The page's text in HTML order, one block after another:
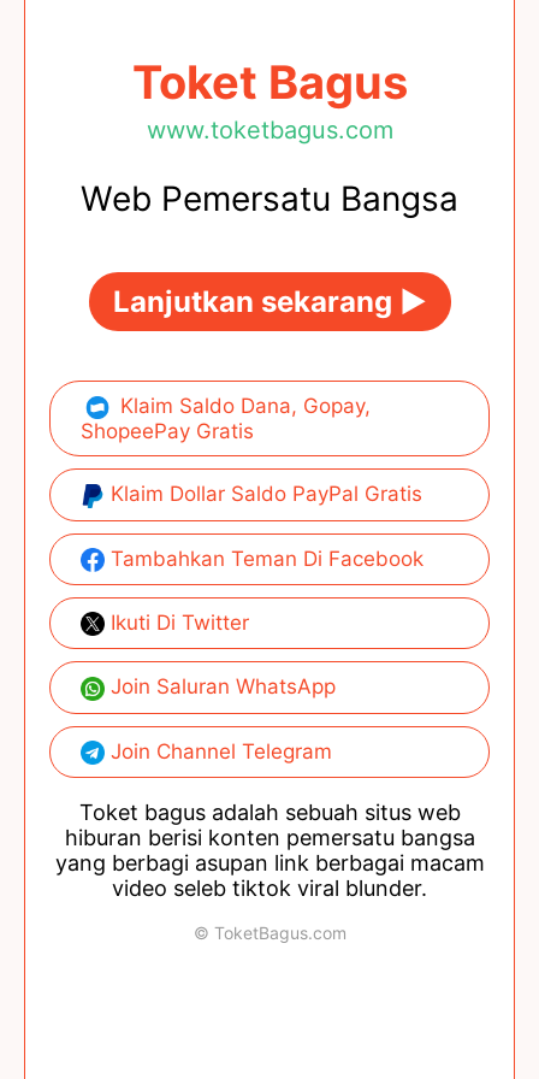
Toket Bagus
www.toketbagus.com
Web Pemersatu Bangsa
Lanjutkan sekarang ►
Klaim Saldo Dana, Gopay,
ShopeePay Gratis
Klaim Dollar Saldo PayPal Gratis
Tambahkan Teman Di Facebook
Ikuti Di Twitter
Join Saluran WhatsApp
Join Channel Telegram
Toket bagus adalah sebuah situs web
hiburan berisi konten pemersatu bangsa
yang berbagi asupan link berbagai macam
video seleb tiktok viral blunder.
© ToketBagus.com